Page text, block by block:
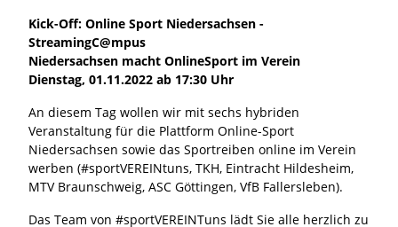
Kick-Off: Online Sport Niedersachsen -
StreamingC@mpus
Niedersachsen macht OnlineSport im Verein
Dienstag, 01.11.2022 ab 17:30 Uhr
An diesem Tag wollen wir mit sechs hybriden
Veranstaltung für die Plattform Online-Sport
Niedersachsen sowie das Sportreiben online im Verein
werben (#sportVEREINtuns, TKH, Eintracht Hildesheim,
MTV Braunschweig, ASC Göttingen, VfB Fallersleben).
Das Team von #sportVEREINTuns lädt Sie alle herzlich zu